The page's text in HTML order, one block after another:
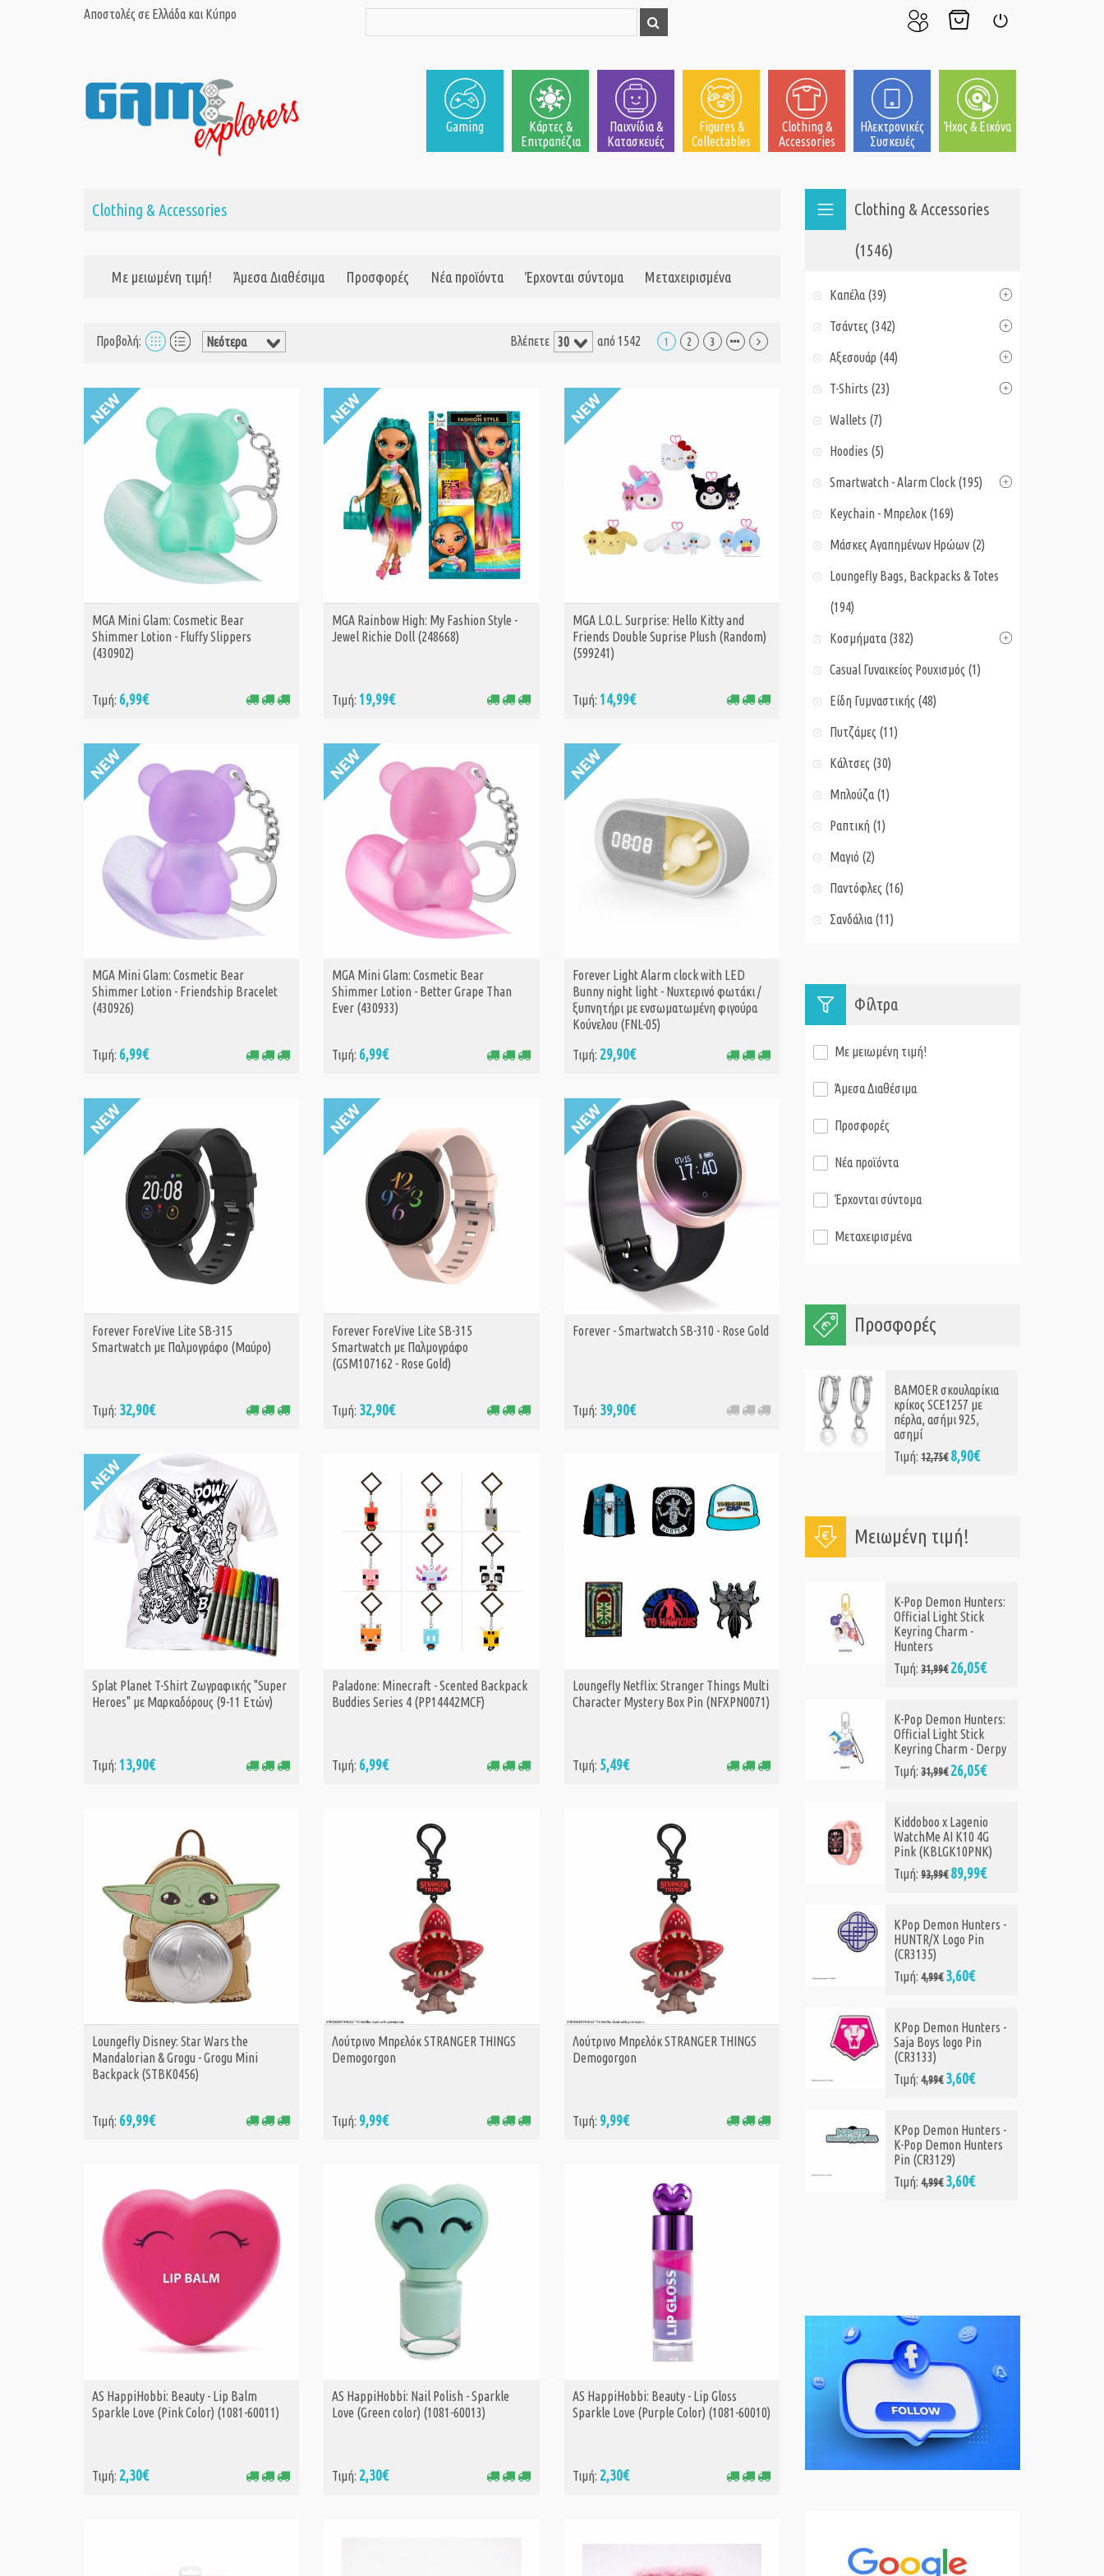
Αποστολές σε Ελλάδα και Κύπρο
μου
Gaming
Κάρτες &
Επιτραπέζια
Παιχνίδια &
Κατασκευές
Figures &
Collectables
Clothing &
Accessories
Ηλεκτρονικές
Συσκευές
Ήχος & Εικόνα
Clothing & Accessories
Με μειωμένη τιμή! Άμεσα Διαθέσιμα Προσφορές Νέα προϊόντα Έρχονται σύντομα Μεταχειρισμένα
Προβολή: 1 2 3
Βλέπετε από 1542
ΑΓΟΡΑ
MGA Mini Glam: Cosmetic Bear
Shimmer Lotion - Fluffy Slippers
(430902)
Τιμή: 6,99€
ΑΓΟΡΑ
MGA Rainbow High: My Fashion Style -
Jewel Richie Doll (248668)
Τιμή: 19,99€
ΑΓΟΡΑ
MGA L.O.L. Surprise: Hello Kitty and
Friends Double Suprise Plush (Random)
(599241)
Τιμή: 14,99€
ΑΓΟΡΑ
MGA Mini Glam: Cosmetic Bear
Shimmer Lotion - Friendship Bracelet
(430926)
Τιμή: 6,99€
ΑΓΟΡΑ
MGA Mini Glam: Cosmetic Bear
Shimmer Lotion - Better Grape Than
Ever (430933)
Τιμή: 6,99€
ΑΓΟΡΑ
Forever Light Alarm clock with LED
Bunny night light - Νυχτερινό φωτάκι /
ξυπνητήρι με ενσωματωμένη φιγούρα
Κούνελου (FNL-05)
Τιμή: 29,90€
ΑΓΟΡΑ
Forever ForeVive Lite SB-315
Smartwatch με Παλμογράφο (Μαύρο)
Τιμή: 32,90€
ΑΓΟΡΑ
Forever ForeVive Lite SB-315
Smartwatch με Παλμογράφο
(GSM107162 - Rose Gold)
Τιμή: 32,90€
Forever - Smartwatch SB-310 - Rose Gold
Τιμή: 39,90€
ΑΓΟΡΑ
Splat Planet T-Shirt Ζωγραφικής "Super
Heroes" με Μαρκαδόρους (9-11 Ετών)
Τιμή: 13,90€
ΑΓΟΡΑ
Paladone: Minecraft - Scented Backpack
Buddies Series 4 (PP14442MCF)
Τιμή: 6,99€
ΑΓΟΡΑ
Loungefly Netflix: Stranger Things Multi
Character Mystery Box Pin (NFXPN0071)
Τιμή: 5,49€
ΑΓΟΡΑ
Loungefly Disney: Star Wars the
Mandalorian & Grogu - Grogu Mini
Backpack (STBK0456)
Τιμή: 69,99€
ΑΓΟΡΑ
Λούτρινο Μπρελόκ STRANGER THINGS
Demogorgon
Τιμή: 9,99€
ΑΓΟΡΑ
Λούτρινο Μπρελόκ STRANGER THINGS
Demogorgon
Τιμή: 9,99€
ΑΓΟΡΑ
AS HappiHobbi: Beauty - Lip Balm
Sparkle Love (Pink Color) (1081-60011)
Τιμή: 2,30€
ΑΓΟΡΑ
AS HappiHobbi: Nail Polish - Sparkle
Love (Green color) (1081-60013)
Τιμή:2,30€
ΑΓΟΡΑ
AS HappiHobbi: Beauty - Lip Gloss
Sparkle Love (Purple Color) (1081-60010)
Τιμή: 2,30€
Clothing & Accessories
(1546)
Καπέλα (39)
Τσάντες (342)
Αξεσουάρ (44)
T-Shirts (23)
Wallets (7)
Hoodies (5)
Smartwatch - Alarm Clock (195)
Keychain - Μπρελοκ (169)
Μάσκες Αγαπημένων Ηρώων (2)
Loungefly Bags, Backpacks & Totes
(194)
Κοσμήματα (382)
Casual Γυναικείος Ρουχισμός (1)
Είδη Γυμναστικής (48)
Πυτζάμες (11)
Κάλτσες (30)
Μπλούζα (1)
Ραπτική (1)
Μαγιό (2)
Παντόφλες (16)
Σανδάλια (11)
Φίλτρα
Με μειωμένη τιμή!
Άμεσα Διαθέσιμα
Προσφορές
Νέα προϊόντα
Έρχονται σύντομα
Μεταχειρισμένα
Προσφορές
BAMOER σκουλαρίκια
κρίκος SCE1257 με
πέρλα, ασήμι 925,
ασημί
Τιμή:12,75€ 8,90€
Μειωμένη τιμή!
K-Pop Demon Hunters:
Official Light Stick
Keyring Charm -
26,05€
Kiddoboo x Lagenio
WatchMe AI K10 4G
Pink (KBLGK10PNK)
Τιμή:
KPop Demon Hunters -
HUNTR/X Logo Pin
(CR3135)
Τιμή:4,99€3,60€
KPop Demon Hunters -
Saja Boys logo Pin
KPop Demon Hunters -
Τιμή:4,99€
INTIME λουράκι
σιλικόνης IT-070-BAND-
BK για smartwatch G6,
μαύρο
Τιμή:8,90€
Loungefly: Dr. Seuss
Grinch - Holiday Zip
Around Wallet
(DSSWA0026)
Loungefly Sanrio:
Kuromi 20Th
Anniversary Cell Phone
Crossbody Bag With
Τιμή:
42,99€ 37,99€
Loungefly Pixar: Cars
Full-Size Backpack
Τιμή:
89,99€ 79,99€
Loungefly Sanrio: My
Melody And Kuromi
Τιμή: 69,99€59,99€
Safta: FC Barcelona